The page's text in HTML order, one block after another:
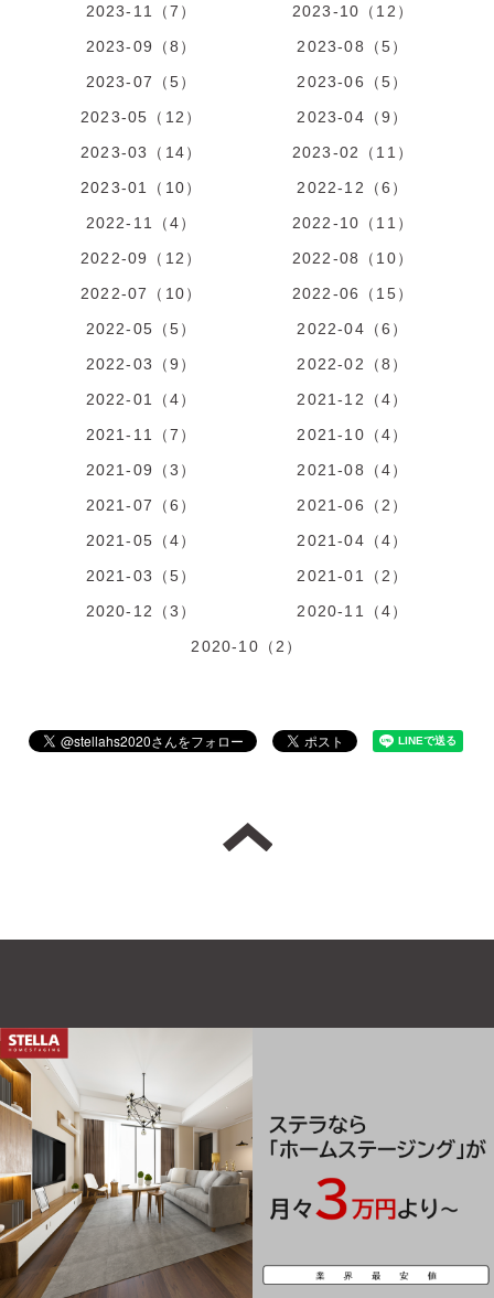
2023-11（7）
2023-10（12）
2023-09（8）
2023-08（5）
2023-07（5）
2023-06（5）
2023-05（12）
2023-04（9）
2023-03（14）
2023-02（11）
2023-01（10）
2022-12（6）
2022-11（4）
2022-10（11）
2022-09（12）
2022-08（10）
2022-07（10）
2022-06（15）
2022-05（5）
2022-04（6）
2022-03（9）
2022-02（8）
2022-01（4）
2021-12（4）
2021-11（7）
2021-10（4）
2021-09（3）
2021-08（4）
2021-07（6）
2021-06（2）
2021-05（4）
2021-04（4）
2021-03（5）
2021-01（2）
2020-12（3）
2020-11（4）
2020-10（2）